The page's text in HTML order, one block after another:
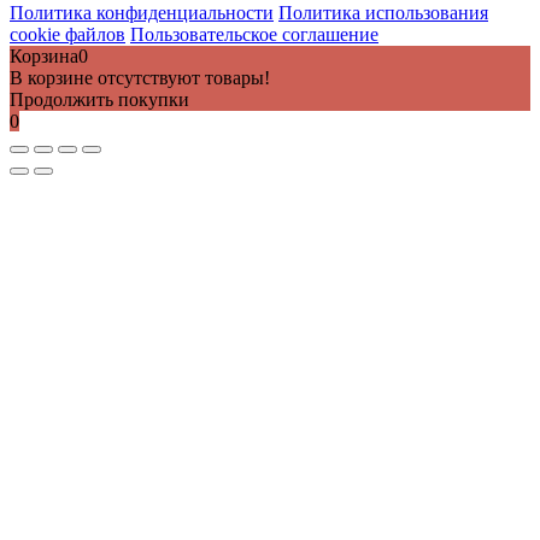
Политика конфиденциальности Политика использования
cookie файлов Пользовательское соглашение
Корзина0
В корзине отсутствуют товары!
Продолжить покупки
0